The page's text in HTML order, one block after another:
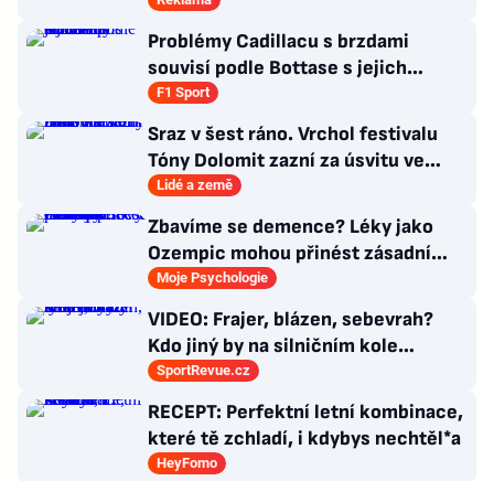
Problémy Cadillacu s brzdami
souvisí podle Bottase s jejich
chlazením
F1 Sport
Sraz v šest ráno. Vrchol festivalu
Tóny Dolomit zazní za úsvitu ve
3000 metrech
Lidé a země
Zbavíme se demence? Léky jako
Ozempic mohou přinést zásadní
průlom v léčbě Alzheimerovy
Moje Psychologie
VIDEO: Frajer, blázen, sebevrah?
Kdo jiný by na silničním kole
dokázal tyhle triky?
SportRevue.cz
RECEPT: Perfektní letní kombinace,
které tě zchladí, i kdybys nechtěl*a
HeyFomo